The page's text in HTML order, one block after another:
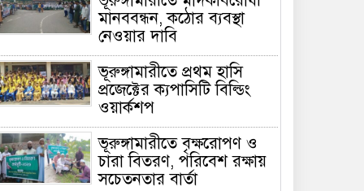
মানববন্ধন, কঠোর ব্যবস্থা
নেওয়ার দাবি
ভূরুঙ্গামারীতে প্রথম হাসি
প্রজেক্টের ক্যপাসিটি বিল্ডিং
ওয়ার্কশপ
ভূরুঙ্গামারীতে বৃক্ষরোপণ ও
চারা বিতরণ, পরিবেশ রক্ষায়
সচেতনতার বার্তা